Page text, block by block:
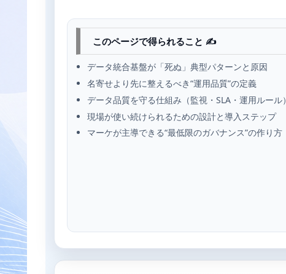
このページで得られること ✍️
データ統合基盤が「死ぬ」典型パターンと原因
名寄せより先に整えるべき“運用品質”の定義
データ品質を守る仕組み（監視・SLA・運用ルール）
現場が使い続けられるための設計と導入ステップ
マーケが主導できる“最低限のガバナンス”の作り方